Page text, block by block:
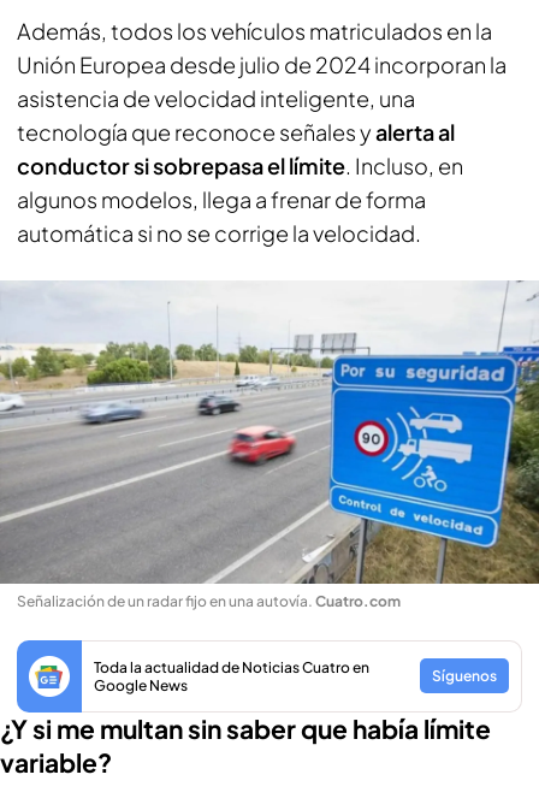
Además, todos los vehículos matriculados en la
Unión Europea desde julio de 2024 incorporan la
asistencia de velocidad inteligente, una
tecnología que reconoce señales yalerta al
conductor si sobrepasa el límite. Incluso, en
algunos modelos, llega a frenar de forma
automática si no se corrige la velocidad.
Señalización de un radar fijo en una autovía. Cuatro.com
Toda la actualidad de Noticias Cuatro en
Google News
Síguenos
¿Y si me multan sin saber que había límite
variable?